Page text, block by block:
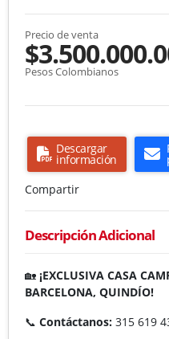
Precio de venta
Pesos Colombianos
Descargar
información
Compartir
Descripción Adicional
🏡 ¡EXCLUSIVA CASA
BARCELONA, QUINDÍO!
📞 Contáctanos: 315 619